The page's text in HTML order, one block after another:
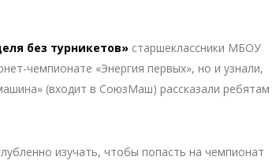
без турникетов» старшеклассники МБОУ
чемпионате «Энергия первых», но и узнали,
(входит в СоюзМаш) рассказали ребятам
изучать, чтобы попасть на чемпионат